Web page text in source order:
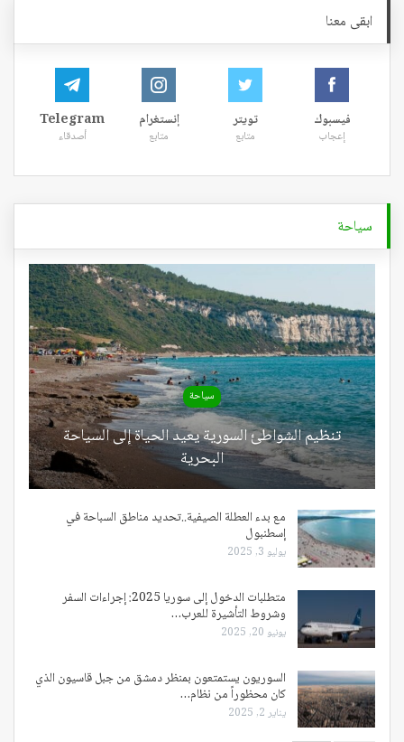
ابقى معنا
فيسبوك
إعجاب
تويتر
متابع
إنستغرام
متابع
Telegram
أصدقاء
سياحة
سياحة
تنظيم الشواطئ السورية يعيد الحياة إلى السياحة
البحرية
مع بدء العطلة الصيفية..تحديد مناطق السباحة في
إسطنبول
يوليو 3, 2025
متطلبات الدخول إلى سوريا 2025: إجراءات السفر
وشروط التأشيرة للعرب…
يونيو 20, 2025
السوريون يستمتعون بمنظر دمشق من جبل قاسيون الذي
كان محظوراً من نظام…
يناير 2, 2025